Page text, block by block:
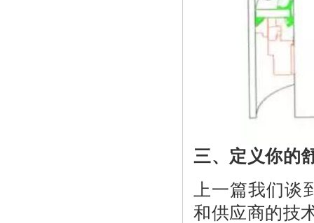
三、定义你的
上一篇我们
和供应商的技